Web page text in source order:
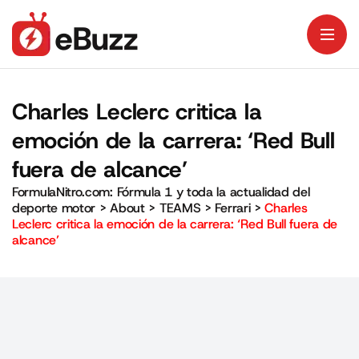
Charles Leclerc critica la
emoción de la carrera: ‘Red Bull
fuera de alcance’
FormulaNitro.com: Fórmula 1 y toda la actualidad del
deporte motor >About> TEAMS > Ferrari>Charles
Leclerc critica la emoción de la carrera: ‘Red Bull fuera de
alcance’